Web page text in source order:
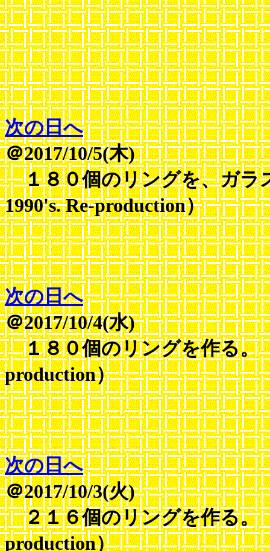
次の日へ
＠2017/10/5(木)
１８０個のリングを、ガラ
1990's. Re-production）
次の日へ
＠2017/10/4(水)
１８０個のリングを作る。
production）
次の日へ
＠2017/10/3(火)
２１６個のリングを作る。
production）